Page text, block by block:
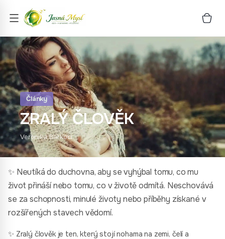
Články
ZRALÝ ČLOVĚK
Veronika Barkoci
✨ Neutíká do duchovna, aby se vyhýbal tomu, co mu
život přináší nebo tomu, co v životě odmítá. Neschovává
se za schopnosti, minulé životy nebo příběhy získané v
rozšířených stavech vědomí.
✨ Zralý člověk je ten, který stojí nohama na zemi, čelí a